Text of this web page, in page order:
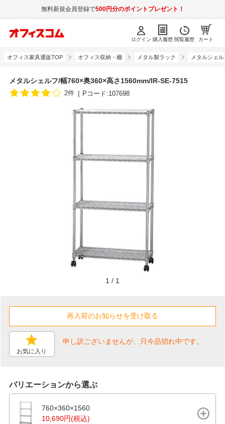
無料新規会員登録で500円分のポイントプレゼント！
ログイン 購入履歴 閲覧履歴 カート
オフィス家具通販TOP オフィス収納・棚 メタル製ラック メタルシェ
メタルシェルフ/幅760×奥360×高さ1560mm/IR-SE-7515
2件 Pコード:107698
1 / 1
お気に入り
申し訳ございませんが、只今品切れ中です。
バリエーションから選ぶ
760×360×1560
10,690円(税込)